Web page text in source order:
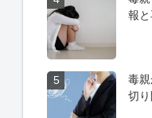
報
5
毒
切